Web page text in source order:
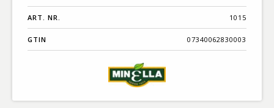
ART. NR. 1015
GTIN 07340062830003